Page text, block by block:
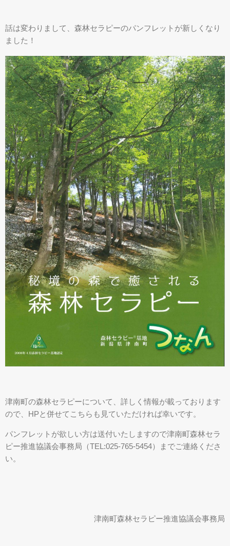
話は変わりまして、森林セラピーのパンフレットが新しくなり
ました！
津南町の森林セラピーについて、詳しく情報が載っております
ので、HPと併せてこちらも見ていただければ幸いです。
パンフレットが欲しい方は送付いたしますので津南町森林セラ
ピー推進協議会事務局（TEL:025-765-5454）までご連絡くださ
い。
津南町森林セラピー推進協議会事務局